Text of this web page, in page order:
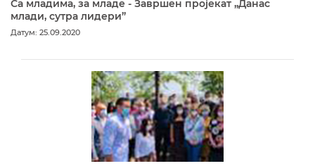
Са младима, за младе - Завршен пројекат „Данас
млади, сутра лидери”
Датум: 25.09.2020